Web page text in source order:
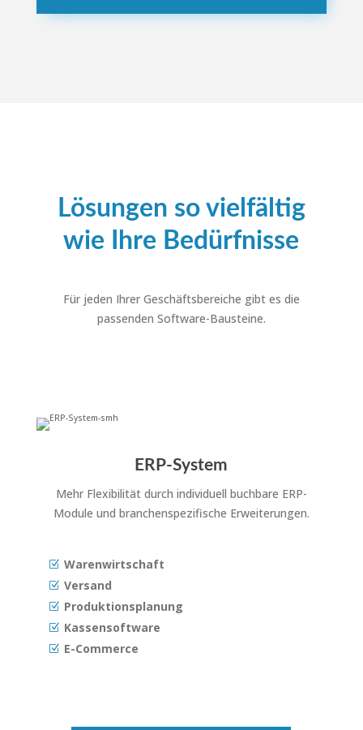
Lösungen so vielfältig
wie Ihre Bedürfnisse
Für jeden Ihrer Geschäftsbereiche gibt es die
passenden Software-Bausteine.
ERP-System
Mehr Flexibilität durch individuell buchbare ERP-
Module und branchenspezifische Erweiterungen.
Warenwirtschaft
Versand
Produktionsplanung
Kassensoftware
E-Commerce